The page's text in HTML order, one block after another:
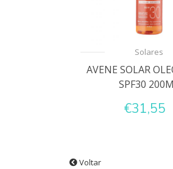
Solares
AVENE SOLAR
SPF30
€31,55
Voltar